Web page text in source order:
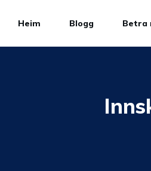
Heim Blogg Betra